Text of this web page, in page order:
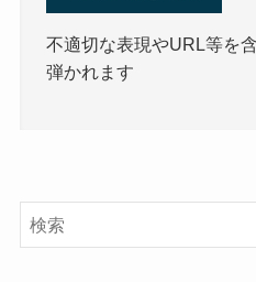
不適切な表現やURL等を
弾かれます